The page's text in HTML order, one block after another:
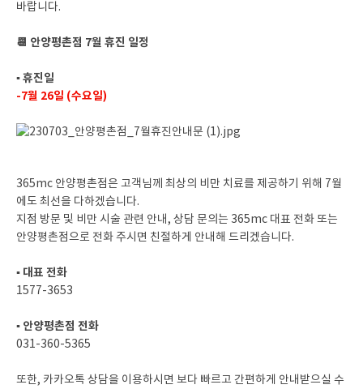
바랍니다.
📆 안양평촌점 7월 휴진 일정
▪ 휴진일
-7월 26일 (수요일)
365mc 안양평촌점은 고객님께 최상의 비만 치료를 제공하기 위해 7월
에도 최선을 다하겠습니다.
지점 방문 및 비만 시술 관련 안내, 상담 문의는 365mc 대표 전화 또는
안양평촌점으로 전화 주시면 친절하게 안내해 드리겠습니다.
▪ 대표 전화
1577-3653
▪ 안양평촌점 전화
031-360-5365
또한, 카카오톡 상담을 이용하시면 보다 빠르고 간편하게 안내받으실 수